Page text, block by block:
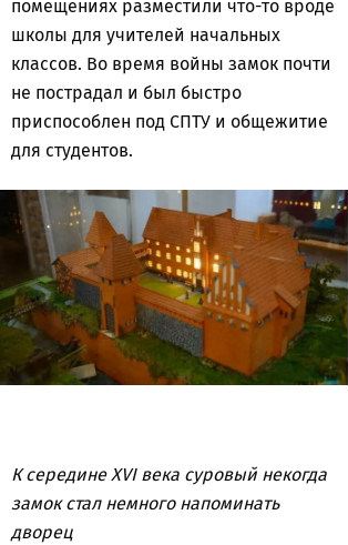
помещениях разместили что-то вроде
школы для учителей начальных
классов. Во время войны замок почти
не пострадал и был быстро
приспособлен под СПТУ и общежитие
для студентов.
К середине XVI века суровый некогда
замок стал немного напоминать
дворец